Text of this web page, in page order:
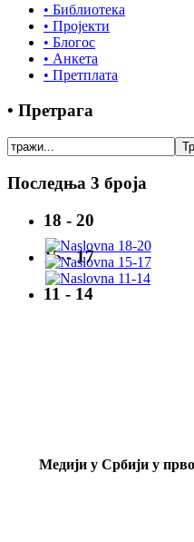
• Библиотека
• Пројекти
• Блогос
• Анкета
• Претплата
• Претрага
Последња 3 броја
18 - 20
15 - 17
11 - 14
Mедији у Србији у